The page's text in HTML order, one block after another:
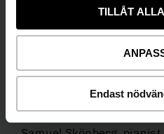
TILLÅT
Endast
Livemusik: Emilia Feldt-